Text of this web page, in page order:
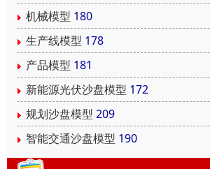
机械模型 180
生产线模型 178
产品模型 181
新能源光伏沙盘模型 172
规划沙盘模型 209
智能交通沙盘模型 190